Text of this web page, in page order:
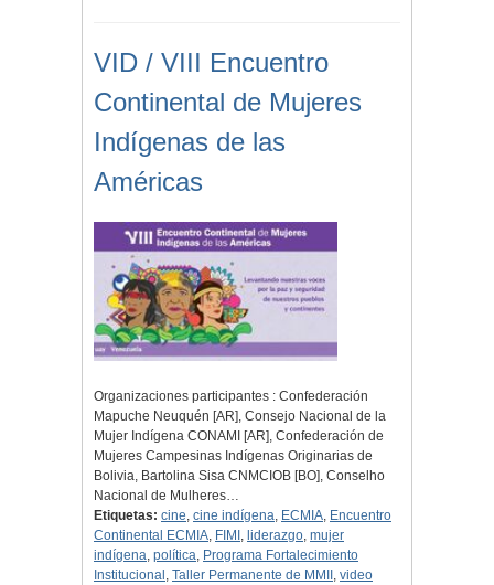
VID / VIII Encuentro
Continental de Mujeres
Indígenas de las
Américas
Organizaciones participantes : Confederación
Mapuche Neuquén [AR], Consejo Nacional de la
Mujer Indígena CONAMI [AR], Confederación de
Mujeres Campesinas Indígenas Originarias de
Bolivia, Bartolina Sisa CNMCIOB [BO], Conselho
Nacional de Mulheres…
Etiquetas: cine, cine indígena, ECMIA, Encuentro
Continental ECMIA, FIMI , liderazgo, mujer
indígena, política, Programa Fortalecimiento
Institucional , Taller Permanente de MMII , video